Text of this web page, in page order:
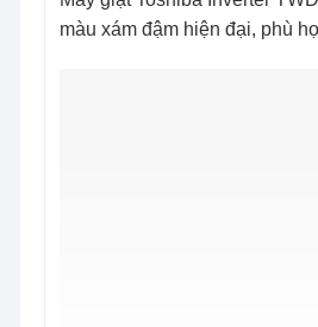
màu xám đậm hiện đại, phù